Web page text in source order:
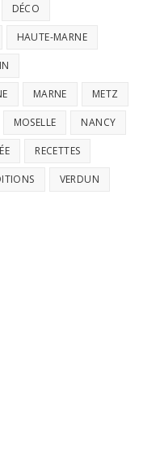
DÉCO
HAUTE-MARNE
MARNE METZ
MOSELLE NANCY
RECETTES
VERDUN